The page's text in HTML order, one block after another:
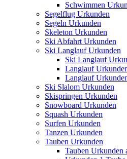
Schwimmen
Segelflug Urkunden
Segeln Urkunden
Skeleton Urkunden
Ski Abfahrt Urkunden
Ski Langlauf Urkunden
Ski Langlauf
Langlauf
Langlauf
Ski Slalom Urkunden
Skispringen Urkunden
Snowboard Urkunden
Squash Urkunden
Surfen Urkunden
Tanzen Urkunden
Tauben Urkunden
Tauben Urkunden